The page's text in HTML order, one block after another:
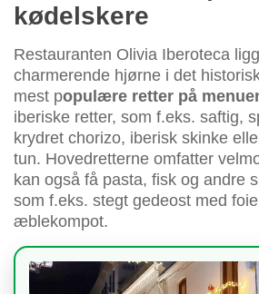
kødelskere
Restauranten Olivia Iberoteca
charmerende hjørne i det
mest populære retter på
iberiske retter, som f.eks. saftig,
krydret chorizo, iberisk skinke
tun. Hovedretterne omfatter
kan også få pasta, fisk og andre
som f.eks. stegt gedeost med
æblekompot.